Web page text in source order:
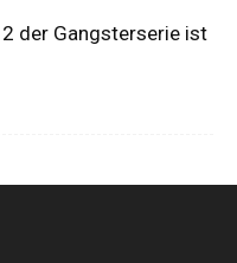
der Gangsterserie ist